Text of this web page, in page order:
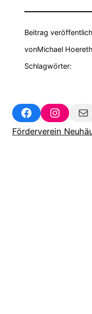
Beitrag
vonMichael Hoereth
Schlagwörter:
Facebook
Förderverein